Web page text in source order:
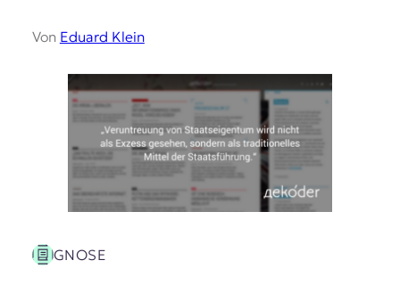
Von Eduard Klein
GNOSE